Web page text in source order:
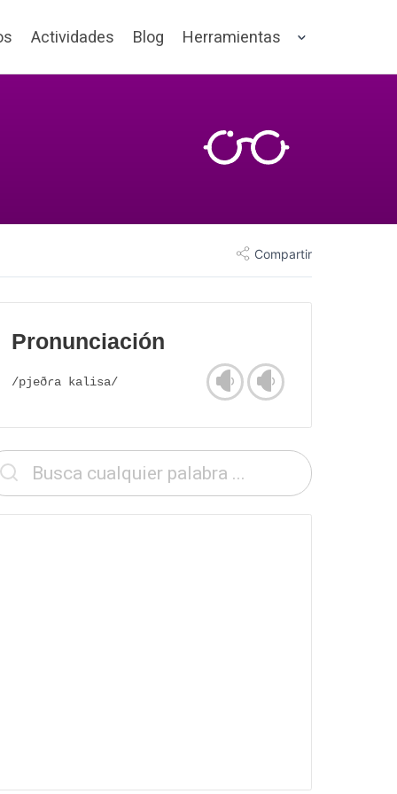
Actividades Blog Herramientas
Compartir
Pronunciación
/pjeðɾa kalisa/